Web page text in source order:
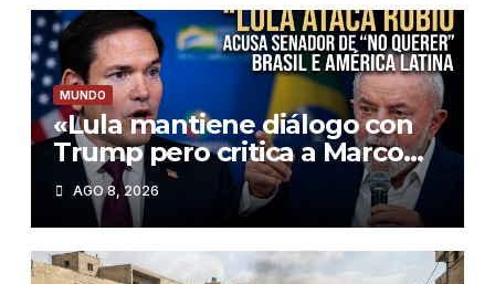
MUNDO
«Lula mantiene diálogo con
Trump pero critica a Marco
Rubio: ‘Es un bolsonarista
que odia a América Latina'»
AGO 8, 2026